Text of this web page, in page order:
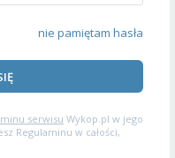
nie pamiętam hasła
serwisu Wykop.pl w jego
Regulaminu w całości,